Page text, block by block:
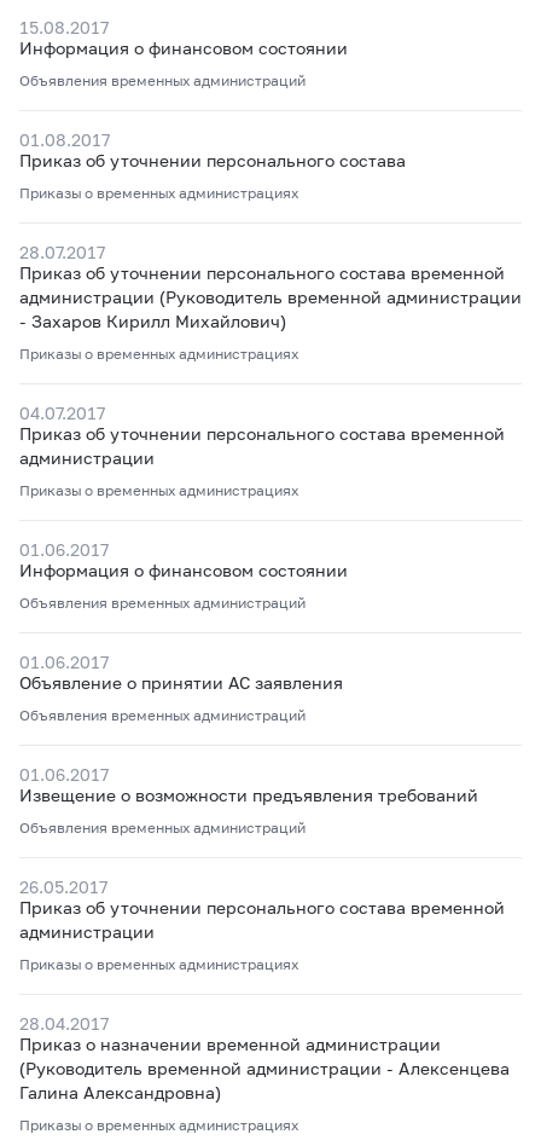
15.08.2017
Информация о финансовом состоянии
Объявления временных администраций
01.08.2017
Приказ об уточнении персонального состава
Приказы о временных администрациях
28.07.2017
Приказ об уточнении персонального состава временной
администрации (Руководитель временной администрации
- Захаров Кирилл Михайлович)
Приказы о временных администрациях
04.07.2017
Приказ об уточнении персонального состава временной
администрации
Приказы о временных администрациях
01.06.2017
Информация о финансовом состоянии
Объявления временных администраций
01.06.2017
Объявление о принятии АС заявления
Объявления временных администраций
01.06.2017
Извещение о возможности предъявления требований
Объявления временных администраций
26.05.2017
Приказ об уточнении персонального состава временной
администрации
Приказы о временных администрациях
28.04.2017
Приказ о назначении временной администрации
(Руководитель временной администрации - Алексенцева
Галина Александровна)
Приказы о временных администрациях